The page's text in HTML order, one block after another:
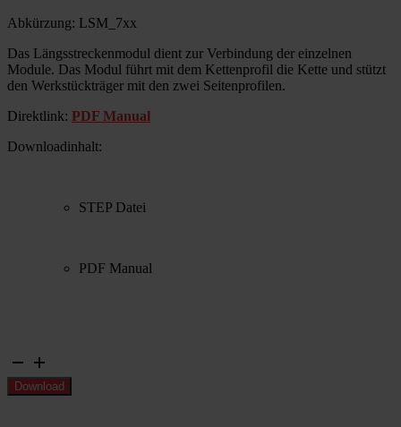
Abkürzung: LSM_7xx
Das Längsstreckenmodul dient zur Verbindung der einzelnen
Module. Das Modul führt mit dem Kettenprofil die Kette und stützt
den Werkstückträger mit den zwei Seitenprofilen.
Direktlink: PDF Manual
Downloadinhalt:
STEP Datei
PDF Manual
Längsstreckenmodul
Menge
Download